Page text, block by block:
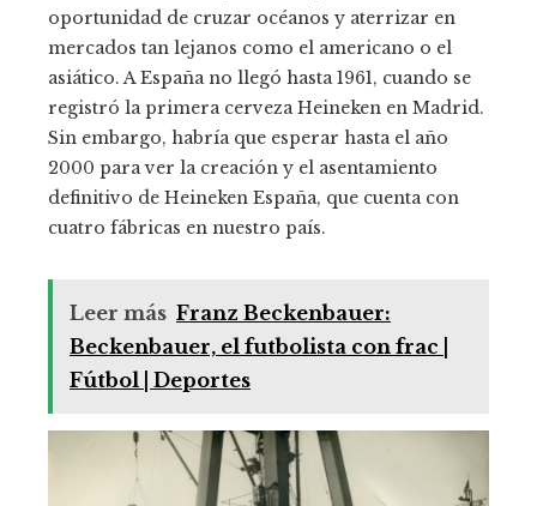
oportunidad de cruzar océanos y aterrizar en
mercados tan lejanos como el americano o el
asiático. A España no llegó hasta 1961, cuando se
registró la primera cerveza Heineken en Madrid.
Sin embargo, habría que esperar hasta el año
2000 para ver la creación y el asentamiento
definitivo de Heineken España, que cuenta con
cuatro fábricas en nuestro país.
Leer más Franz Beckenbauer:
Beckenbauer, el futbolista con frac |
Fútbol | Deportes